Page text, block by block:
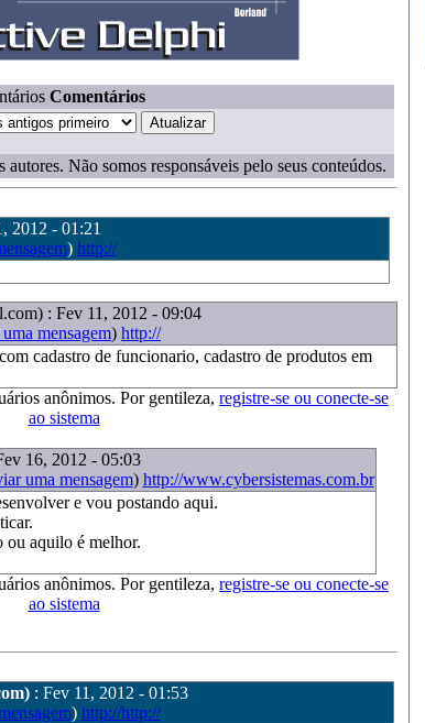
Comentários
Não somos responsáveis pelo seus conteúdos.
2012 - 01:21
) http://
: Fev 11, 2012 - 09:04
mensagem) http://
cadastro de funcionario, cadastro de produtos em
anônimos. Por gentileza, registre-se ou conecte-se
ao sistema
16, 2012 - 05:03
uma mensagem) http://www.cybersistemas.com.br
e vou postando aqui.
ou aquilo é melhor.
anônimos. Por gentileza, registre-se ou conecte-se
ao sistema
: Fev 11, 2012 - 01:53
) http://http://